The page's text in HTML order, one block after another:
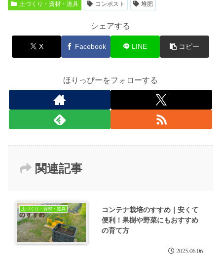
土づくり・資材・道具 コンポスト 堆肥
シェアする
X Facebook LINE コピー
ほりっぴーをフォローする
関連記事
土づくり・資材・道具
コンテナ栽培のすすめ｜安くて
便利！果樹や野菜にもおすすめ
の育て方
2025.06.06